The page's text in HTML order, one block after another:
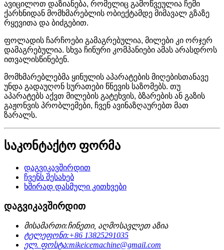
ავიცილოთ დაზიანება, რომელიც გამოწვეულია ჩემი
ქარხნიდან მომხმარებლის ობიექტამდე მიმავალ გზაზე
რყევითა და ბიძგებით.
ფოლადის ჩარჩოები გამაგრებულია, მილები კი ორჯერ
დამაგრებულია. სხვა ჩინური კომპანიები ამას არასდროს
ითვალისწინებენ.
მომხმარებლებმა ყინულის აპარატების მიღებისთანავე
უნდა გადაუღონ სურათები წნევის საზომებს. თუ
აპარატებს აქვთ მილების გატეხვის, ბზარების ან გაზის
გაჟონვის პრობლემები, ჩვენ ავინაზღაურებთ მათ
ზარალს.
საკონტაქტო ფორმა
დაგვიკავშირდით
ჩვენს შესახებ
ხშირად დასმული კითხვები
დაგვიკავშირდით
მისამართი:ჩინეთი, აღმოსავლეთ აზია
ტელეფონი:+86 13825291035
ელ. ფოსტა:mikeicemachine@gmail.com